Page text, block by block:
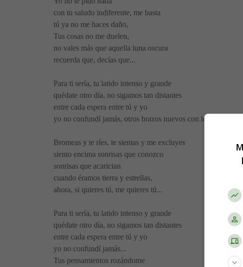
con tu saludo indiferente, me basta
tú ya no me haces daño,
Tus cosas no me duelen,
no vales más que aquella luna oscura
recuerda que, decías que...
Para ti sería, tu latido intenso y grande
quédate otro día, no sigamos tan distantes
entre cada espera entre tú y yo
yo no confundí jamás, otros brazos nuevos con los tuyos.
Bromeas y te ríes, te sientas y me excluyes
siento encima sonrisas que conozco
sonrisas que acarician
cuando éramos tierra y estrellas,
ahora, si quieres tú, me quieres tú...
Para ti sería, tu latido intenso y grande
quédate otro día, no sigamos tan distantes
entre cada espera entre tú y yo
yo no confundí jamás...
Tus pensamientos rozándome